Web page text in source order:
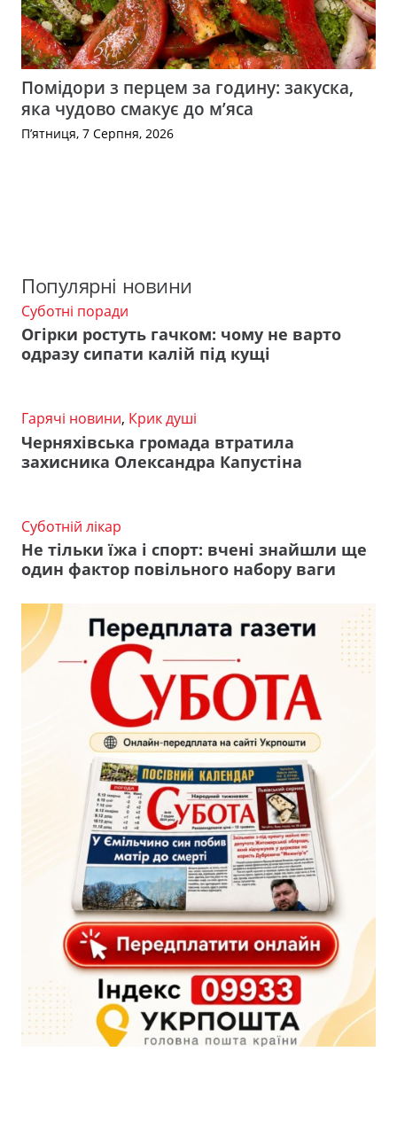
Помідори з перцем за годину: закуска,
яка чудово смакує до м’яса
П’ятниця, 7 Серпня, 2026
Популярні новини
Суботні поради
Огірки ростуть гачком: чому не варто
одразу сипати калій під кущі
Гарячі новини, Крик душі
Черняхівська громада втратила
захисника Олександра Капустіна
Суботній лікар
Не тільки їжа і спорт: вчені знайшли ще
один фактор повільного набору ваги